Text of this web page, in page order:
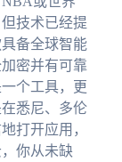
技术已经提
备全球智能
密并有可靠
个工具，更
悉尼、多伦
打开应用，
你从未缺